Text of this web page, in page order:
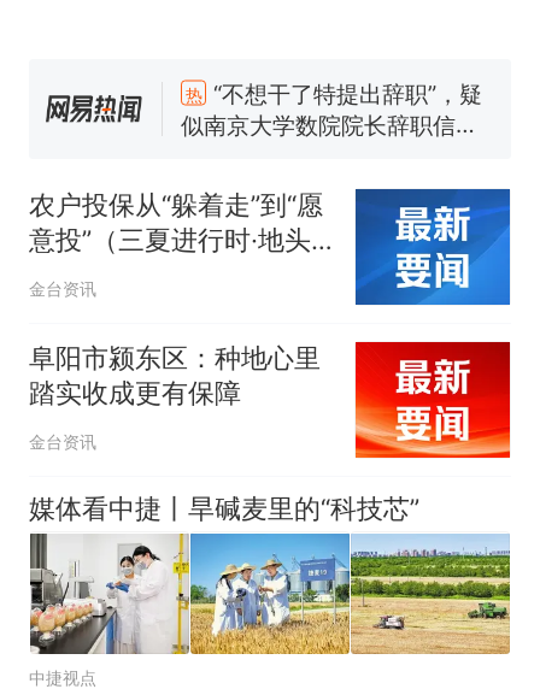
热
“不想干了特提出辞职”，疑
似南京大学数院院长辞职信流
任院长一职，不清楚辞职信来
源；曾用手绘图做头像
号，仅凭视频评出？中国烹饪
协会回应
男子上山采菌偶然发现鸡枞菌
窝，原地守1天等它长大：挖了
美国渔民钓获鲨鱼徒手将其拽
来源：参考消息）
笔试第一被第二名传话劝弃考
官方通报
惊艳！字都飘起来了 博主在田
间创作“悬浮字” 网友：真·裸眼
似南京大学数院院长辞职信流
传，院方回应：喻良教授已卸
任院长一职，不清楚辞职信来
源；曾用手绘图做头像
农户投保从“躲着走”到“愿
意投”（三夏进行时·地头
调研）
金台资讯
阜阳市颍东区：种地心里
踏实收成更有保障
金台资讯
媒体看中捷丨旱碱麦里的“科技芯”
中捷视点